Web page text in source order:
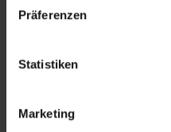
Präferenzen
Statistiken
Marketing
Persönliche
Erstklassige
Langjährige